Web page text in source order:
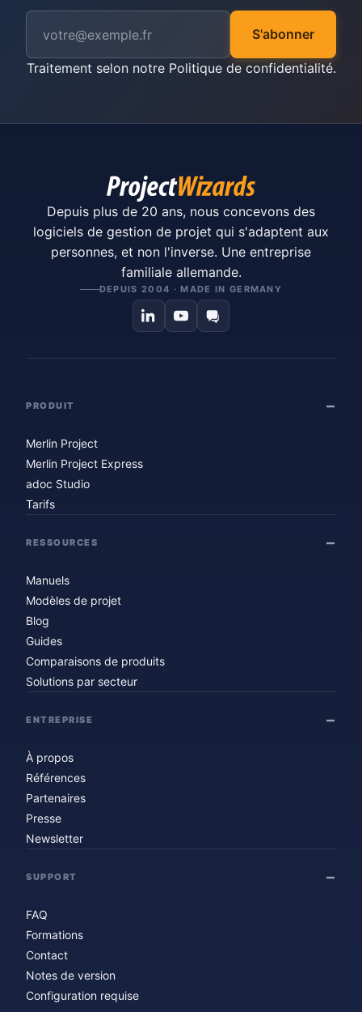
S'abonner
Traitement selon notre Politique de confidentialité.
Depuis plus de 20 ans, nous concevons des
logiciels de gestion de projet qui s'adaptent aux
personnes, et non l'inverse. Une entreprise
familiale allemande.
DEPUIS 2004 · MADE IN GERMANY
PRODUIT
Merlin Project
Merlin Project Express
adoc Studio
Tarifs
RESSOURCES
Manuels
Modèles de projet
Blog
Guides
Comparaisons de produits
Solutions par secteur
ENTREPRISE
À propos
Références
Partenaires
Presse
Newsletter
SUPPORT
FAQ
Formations
Contact
Notes de version
Configuration requise